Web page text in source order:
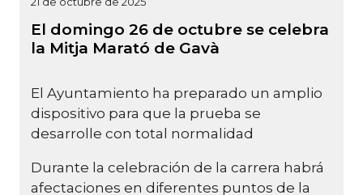
El domingo 26 de octubre se celebra
la Mitja Marató de Gavà
El Ayuntamiento ha preparado un amplio
dispositivo para que la prueba se
desarrolle con total normalidad
Durante la celebración de la carrera habrá
afectaciones en diferentes puntos de la